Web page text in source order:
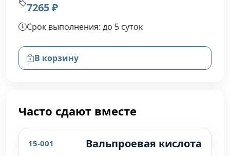
7265 ₽
Срок выполнения: до 5 суток
В корзину
Часто сдают вместе
15-001 Вальпроевая кислота